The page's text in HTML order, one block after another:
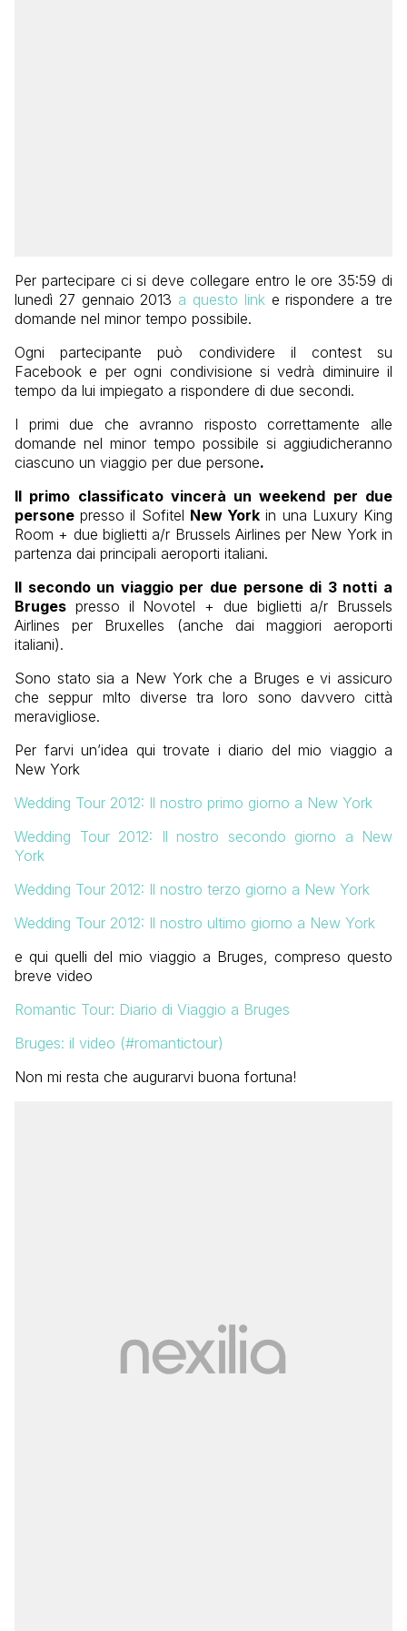
Per partecipare ci si deve collegare entro le ore 35:59 di
lunedì 27 gennaio 2013 a questo link e rispondere a tre
domande nel minor tempo possibile.
Ogni partecipante può condividere il contest su
Facebook e per ogni condivisione si vedrà diminuire il
tempo da lui impiegato a rispondere di due secondi.
I primi due che avranno risposto correttamente alle
domande nel minor tempo possibile si aggiudicheranno
ciascuno un viaggio per due persone.
Il primo classificato vincerà un weekend per due
persone presso il Sofitel New York in una Luxury King
Room + due biglietti a/r Brussels Airlines per New York in
partenza dai principali aeroporti italiani.
Il secondo un viaggio per due persone di 3 notti a
Bruges presso il Novotel + due biglietti a/r Brussels
Airlines per Bruxelles (anche dai maggiori aeroporti
italiani).
Sono stato sia a New York che a Bruges e vi assicuro
che seppur mlto diverse tra loro sono davvero città
meravigliose.
Per farvi un’idea qui trovate i diario del mio viaggio a
New York
Wedding Tour 2012: Il nostro primo giorno a New York
Wedding Tour 2012: Il nostro secondo giorno a New
York
Wedding Tour 2012: Il nostro terzo giorno a New York
Wedding Tour 2012: Il nostro ultimo giorno a New York
e qui quelli del mio viaggio a Bruges, compreso questo
breve video
Romantic Tour: Diario di Viaggio a Bruges
Bruges: il video (#romantictour)
Non mi resta che augurarvi buona fortuna!